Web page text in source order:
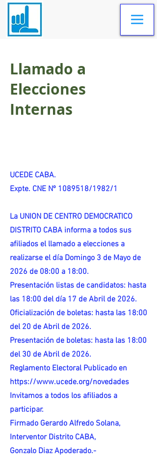
Llamado a
Elecciones
Internas
UCEDE CABA.
Expte. CNE Nº 1089518/1982/1
La UNION DE CENTRO DEMOCRATICO
DISTRITO CABA informa a todos sus
afiliados el llamado a elecciones a
realizarse el día Domingo 3 de Mayo de
2026 de 08:00 a 18:00.
Presentación listas de candidatos: hasta
las 18:00 del día 17 de Abril de 2026.
Oficialización de boletas: hasta las 18:00
del 20 de Abril de 2026.
Presentación de boletas: hasta las 18:00
del 30 de Abril de 2026.
Reglamento Electoral Publicado en
https://www.ucede.org/novedades
Invitamos a todos los afiliados a
participar.
Firmado Gerardo Alfredo Solana,
Interventor Distrito CABA,
Gonzalo Diaz Apoderado.-